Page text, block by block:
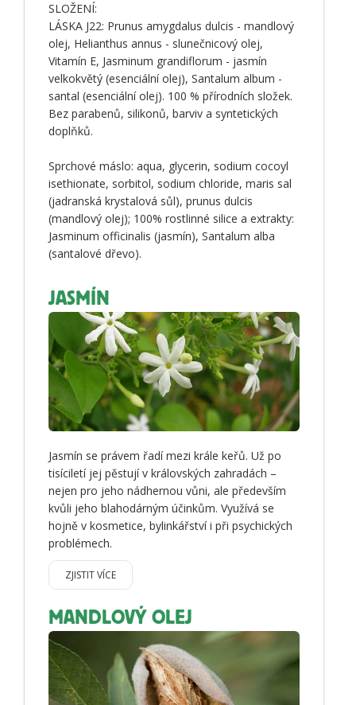
SLOŽENÍ:
LÁSKA J22: Prunus amygdalus dulcis - mandlový
olej, Helianthus annus - slunečnicový olej,
Vitamín E, Jasminum grandiflorum - jasmín
velkokvětý (esenciální olej), Santalum album -
santal (esenciální olej). 100 % přírodních složek.
Bez parabenů, silikonů, barviv a syntetických
doplňků.
Sprchové máslo: aqua, glycerin, sodium cocoyl
isethionate, sorbitol, sodium chloride, maris sal
(jadranská krystalová sůl), prunus dulcis
(mandlový olej); 100% rostlinné silice a extrakty:
Jasminum officinalis (jasmín), Santalum alba
(santalové dřevo).
JASMÍN
Jasmín se právem řadí mezi krále keřů. Už po
tisíciletí jej pěstují v královských zahradách –
nejen pro jeho nádhernou vůni, ale především
kvůli jeho blahodárným účinkům. Využívá se
hojně v kosmetice, bylinkářství i při psychických
problémech.
ZJISTIT VÍCE
MANDLOVÝ OLEJ